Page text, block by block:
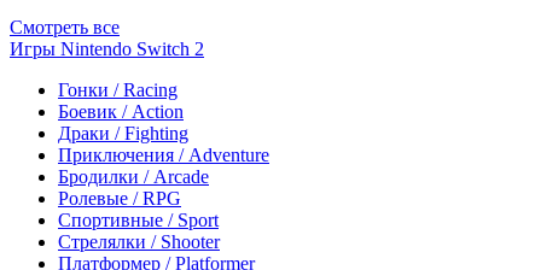
Смотреть все
Игры Nintendo Switch 2
Гонки / Racing
Боевик / Action
Драки / Fighting
Приключения / Adventure
Бродилки / Arcade
Ролевые / RPG
Спортивные / Sport
Стрелялки / Shooter
Платформер / Platformer